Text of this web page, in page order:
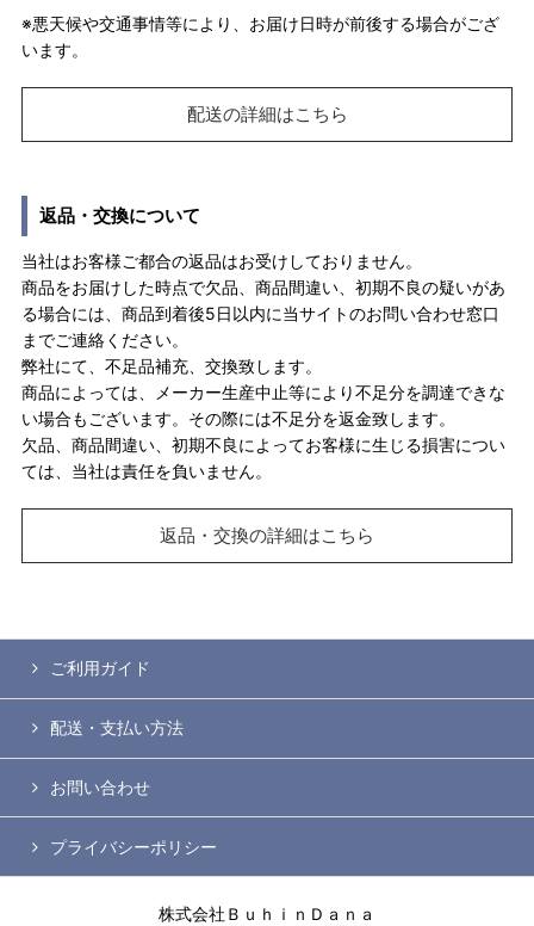
※悪天候や交通事情等により、お届け日時が前後する場合がござ
います。
配送の詳細はこちら
返品・交換について
当社はお客様ご都合の返品はお受けしておりません。
商品をお届けした時点で欠品、商品間違い、初期不良の疑いがあ
る場合には、商品到着後5日以内に当サイトのお問い合わせ窓口
までご連絡ください。
弊社にて、不足品補充、交換致します。
商品によっては、メーカー生産中止等により不足分を調達できな
い場合もございます。その際には不足分を返金致します。
欠品、商品間違い、初期不良によってお客様に生じる損害につい
ては、当社は責任を負いません。
返品・交換の詳細はこちら
ご利用ガイド
配送・支払い方法
お問い合わせ
プライバシーポリシー
株式会社ＢｕｈｉｎＤａｎａ